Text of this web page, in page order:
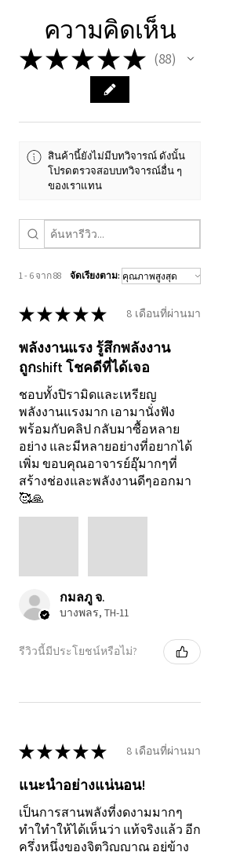
ภายในช่วงเวลาประมาณ
10 วัน เพื่อเสถียรและเข้าที่
อย่างสมบูรณ์
• บริการนี้มีวัตถุประสงค์เพื่อ
การเติบโตทางจิตวิญญาณส่วน
• ไม่สามารถใช้แทนการรักษา
ทางการแพทย์หรือจิตวิทยา
• ข้าพเจ้าไม่ใช่ผู้ให้คำปรึกษา
ทางการแพทย์ และไม่สามารถ
• พลังงานนี้ไม่ได้รับการรับรอง
ทางวิทยาศาสตร์
• ผลลัพธ์อาจแตกต่างกันไป
• ไม่สามารถรับประกันผลลัพธ์
ใด ๆ ได้อย่างแน่นอน แม้ผู้รับ
จำนวนมากจะได้รับ
ประสบการณ์เชิงบวก
ขอบคุณที่เปิดใจและเปิดเส้น
ทางแห่งแสงร่วมกัน ข้าพเจ้า
ยินดีเป็นส่วนหนึ่งในการเดิน
ทางของคุณ – สู่ตัวตน
แท้จริงที่ และ การกลับสู่
ความคิดเห็น
★★★★★ 88
88
สินค้านี้ยังไม่มีบทวิจารณ์ ดังนั้น
โปรดตรวจสอบบทวิจารณ์อื่น ๆ
ของเราแทน
1 - 6 จาก 88 จัดเรียงตาม:
★★★★★ 8 เดือนที่ผ่านมา
พลังงานแรง รู้สึกพลังงาน
ถูกshift โชคดีที่ได้เจอ
ชอบทั้งปิรามิดและเหรียญ
พลังงานแรงมาก เอามานั่งฟัง
พร้อมกับคลิป กลับมาซื้อหลาย
อย่าง และมีหลายอย่างที่อยากได้
เพิ่ม ขอบคุณอาจารย์อุ๊มากๆที่
สร้างช่องและพลังงานดีๆออกมา
🥰🙏
กมลภู จ.
บางพลร, TH-11
รีวิวนี้มีประโยชน์หรือไม่?
★★★★★ 8 เดือนที่ผ่านมา
แนะนำอย่างแน่นอน!
เป็นการสานพลังที่งดงามมากๆ
ทำใทำให้ได้เห็นว่า แท้จริงแล้ว อีก
ครึ่งหนึ่งของจิตวิญญาณ อยู่ข้าง